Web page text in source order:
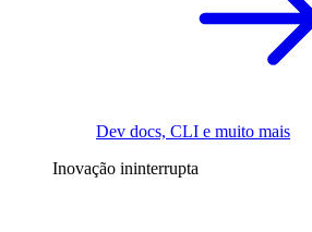
Dev docs, CLI e muito mais
Inovação ininterrupta